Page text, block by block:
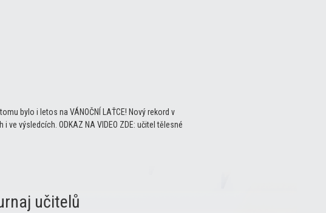
bylo i letos na VÁNOČNÍ LAŤCE! Nový rekord v
výsledcích. ODKAZ NA VIDEO ZDE: učitel tělesné
učitelů